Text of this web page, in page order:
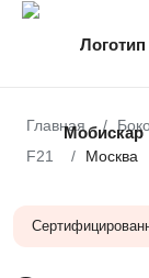
Главная
F21
Москва